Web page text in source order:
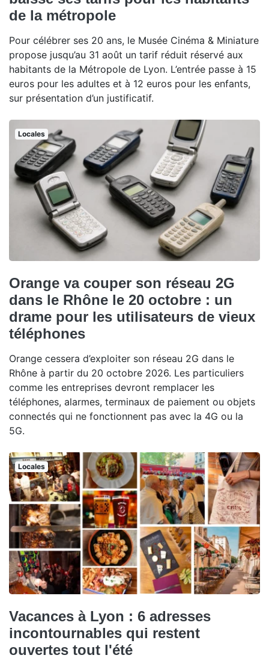
de la métropole
Pour célébrer ses 20 ans, le Musée Cinéma & Miniature
propose jusqu’au 31 août un tarif réduit réservé aux
habitants de la Métropole de Lyon. L’entrée passe à 15
euros pour les adultes et à 12 euros pour les enfants,
sur présentation d’un justificatif.
Locales
Orange va couper son réseau 2G
dans le Rhône le 20 octobre : un
drame pour les utilisateurs de vieux
téléphones
Orange cessera d’exploiter son réseau 2G dans le
Rhône à partir du 20 octobre 2026. Les particuliers
comme les entreprises devront remplacer les
téléphones, alarmes, terminaux de paiement ou objets
connectés qui ne fonctionnent pas avec la 4G ou la
5G.
Locales
Vacances à Lyon : 6 adresses
incontournables qui restent
ouvertes tout l'été